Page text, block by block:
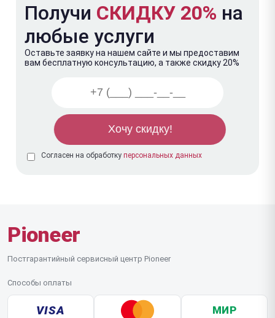
Получи СКИДКУ 20% на
любые услуги
Оставьте заявку на нашем сайте и мы предоставим
вам бесплатную консультацию, а также скидку 20%
Согласен на обработку персональных данных
Pioneer
Постгарантийный сервисный центр Pioneer
Способы оплаты
VISA МИР